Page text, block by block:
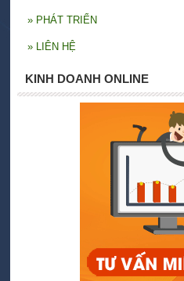
» PHÁT TRIỂN
» LIÊN HỆ
KINH DOANH ONLINE